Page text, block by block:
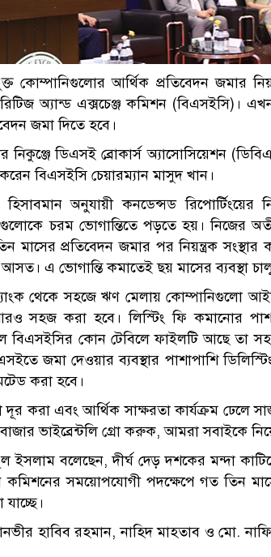
কোম্পানিগুলোর আর্থিক প্রতিবেদন জমার
অ্যান্ড এক্সচেঞ্জ কমিশন (বিএসইসি)।
জমা দিতে হবে।
নিকুঞ্জে ডিএসই ব্রোকার্স অ্যাসোসিয়েশন
বিএসইসি চেয়ারম্যান মাসুদ খান।
অনুযায়ী কনডেন্সড
চরম ভোগান্তিতে পড়তে হয়। নিজের
মাসের প্রতিবেদন জমার পর নিয়ন্ত্রক সংস্থার
আসত। এ ভোগান্তি কমাতেই ছয় মাসের ব্যবস্থা
থেকে সহজে ঋণ মেলায় কোম্পানিগুলো
সহজ করা হবে। লিস্টিং ফি কমানোর
বিএসইসির কোন টেবিলে ফাইলটি আছে তা
জমা দেওয়ার ব্যবস্থার পাশাপাশি
করা হবে।
দূর করা এবং আর্থিক সাক্ষরতা কার্যক্রম ঢেলে
ভাইব্রেন্টলি গ্রো করুক, আমরা সবাইকে
ইসলাম বলেছেন, দীর্ঘ দেড় দশকের মন্দা
কমিশনের সময়োপযোগী পদক্ষেপে গত তিন
হাবিব রহমান, নাহিদ মাহতাব ও মো.